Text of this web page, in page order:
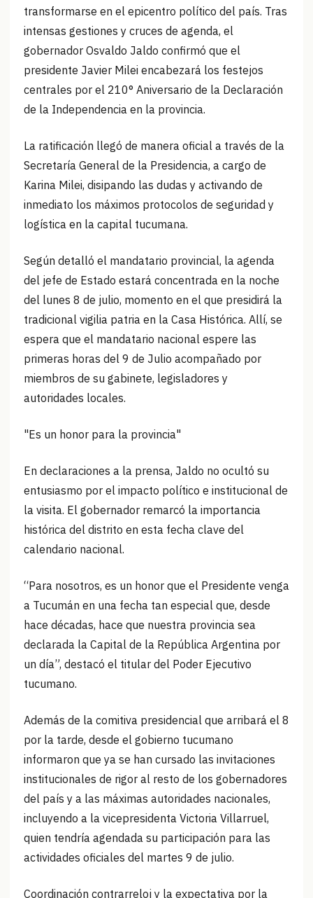
transformarse en el epicentro político del país. Tras
intensas gestiones y cruces de agenda, el
gobernador Osvaldo Jaldo confirmó que el
presidente Javier Milei encabezará los festejos
centrales por el 210° Aniversario de la Declaración
de la Independencia en la provincia.
La ratificación llegó de manera oficial a través de la
Secretaría General de la Presidencia, a cargo de
Karina Milei, disipando las dudas y activando de
inmediato los máximos protocolos de seguridad y
logística en la capital tucumana.
Según detalló el mandatario provincial, la agenda
del jefe de Estado estará concentrada en la noche
del lunes 8 de julio, momento en el que presidirá la
tradicional vigilia patria en la Casa Histórica. Allí, se
espera que el mandatario nacional espere las
primeras horas del 9 de Julio acompañado por
miembros de su gabinete, legisladores y
autoridades locales.
"Es un honor para la provincia"
En declaraciones a la prensa, Jaldo no ocultó su
entusiasmo por el impacto político e institucional de
la visita. El gobernador remarcó la importancia
histórica del distrito en esta fecha clave del
calendario nacional.
“Para nosotros, es un honor que el Presidente venga
a Tucumán en una fecha tan especial que, desde
hace décadas, hace que nuestra provincia sea
declarada la Capital de la República Argentina por
un día”, destacó el titular del Poder Ejecutivo
tucumano.
Además de la comitiva presidencial que arribará el 8
por la tarde, desde el gobierno tucumano
informaron que ya se han cursado las invitaciones
institucionales de rigor al resto de los gobernadores
del país y a las máximas autoridades nacionales,
incluyendo a la vicepresidenta Victoria Villarruel,
quien tendría agendada su participación para las
actividades oficiales del martes 9 de julio.
Coordinación contrarreloj y la expectativa por la